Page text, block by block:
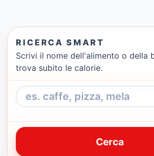
RICERCA SMART
Scrivi il nome dell'alimento o della
trova subito le calorie.
Cerca